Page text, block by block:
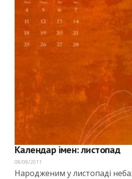
Календар імен: листопад
08/08/2011
Народженим у листопаді